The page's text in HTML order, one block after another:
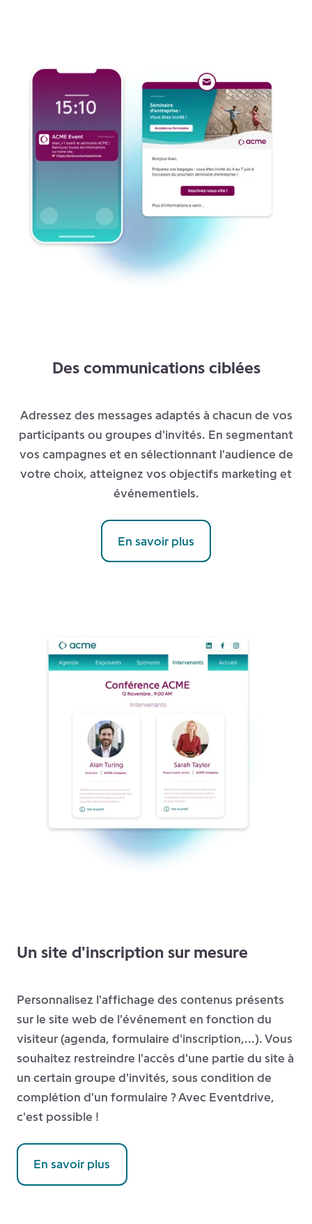
Des communications ciblées
Adressez des messages adaptés à chacun de vos
participants ou groupes d'invités. En segmentant
vos campagnes et en sélectionnant l'audience de
votre choix, atteignez vos objectifs marketing et
événementiels.
En savoir plus
Un site d'inscription sur mesure
Personnalisez l'affichage des contenus présents
sur le site web de l'événement en fonction du
visiteur (agenda, formulaire d'inscription,...).Vous
souhaitez restreindre l'accès d'une partie du site à
un certain groupe d'invités, sous condition de
complétion d'un formulaire ? Avec Eventdrive,
c'est possible !
En savoir plus